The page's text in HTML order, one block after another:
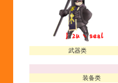
武器类
装备类